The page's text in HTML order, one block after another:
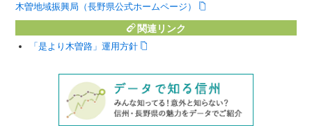
木曽地域振興局（長野県公式ホームページ）
関連リンク
「是より木曽路」運用方針